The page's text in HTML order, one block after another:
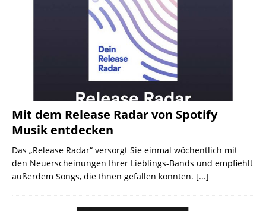
Mit dem Release Radar von Spotify
Musik entdecken
Das „Release Radar“ versorgt Sie einmal wöchentlich mit
den Neuerscheinungen Ihrer Lieblings-Bands und empfiehlt
außerdem Songs, die Ihnen gefallen könnten. [...]